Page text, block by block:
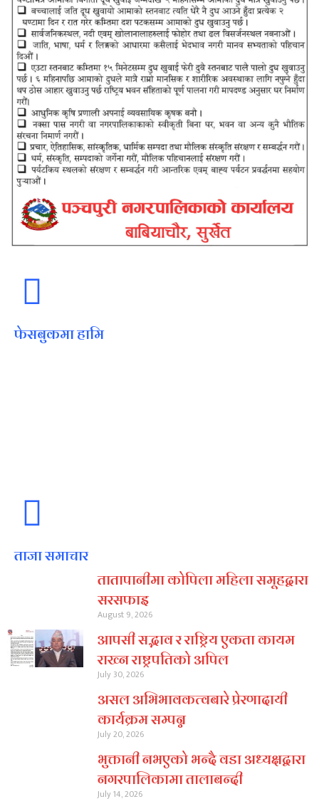
फेसबुकमा हामि
ताजा समाचार
तातापानीमा कोपिला महिला समूहद्वारा
सरसफाइ
August 9, 2026
आपसी सद्भाव र राष्ट्रिय एकता कायम
राख्न राष्ट्रपतिको अपिल
July 30, 2026
असल अभिभावकत्वबारे प्रेरणादायी
कार्यक्रम सम्पन्न
July 20, 2026
भुक्तानी नभएको भन्दै वडा अध्यक्षद्वारा
नगरपालिकामा तालाबन्दी
July 14, 2026